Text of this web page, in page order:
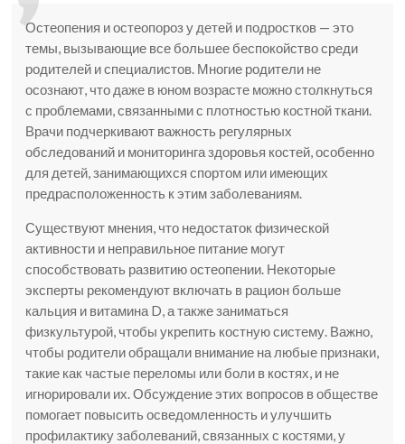
Остеопения и остеопороз у детей и подростков — это
темы, вызывающие все большее беспокойство среди
родителей и специалистов. Многие родители не
осознают, что даже в юном возрасте можно столкнуться
с проблемами, связанными с плотностью костной ткани.
Врачи подчеркивают важность регулярных
обследований и мониторинга здоровья костей, особенно
для детей, занимающихся спортом или имеющих
предрасположенность к этим заболеваниям.
Существуют мнения, что недостаток физической
активности и неправильное питание могут
способствовать развитию остеопении. Некоторые
эксперты рекомендуют включать в рацион больше
кальция и витамина D, а также заниматься
физкультурой, чтобы укрепить костную систему. Важно,
чтобы родители обращали внимание на любые признаки,
такие как частые переломы или боли в костях, и не
игнорировали их. Обсуждение этих вопросов в обществе
помогает повысить осведомленность и улучшить
профилактику заболеваний, связанных с костями, у